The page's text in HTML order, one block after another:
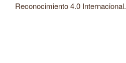
Reconocimiento 4.0 Internacional.